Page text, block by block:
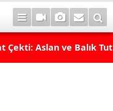
Aslan ve Balık